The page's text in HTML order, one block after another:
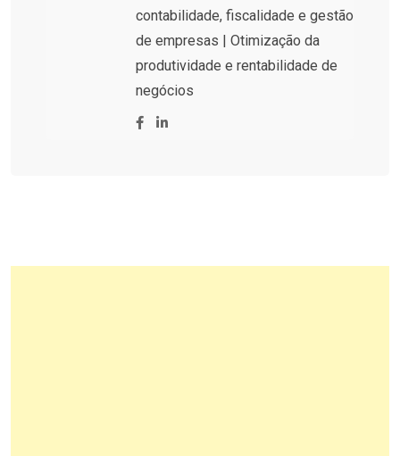
contabilidade, fiscalidade e gestão
de empresas | Otimização da
produtividade e rentabilidade de
negócios